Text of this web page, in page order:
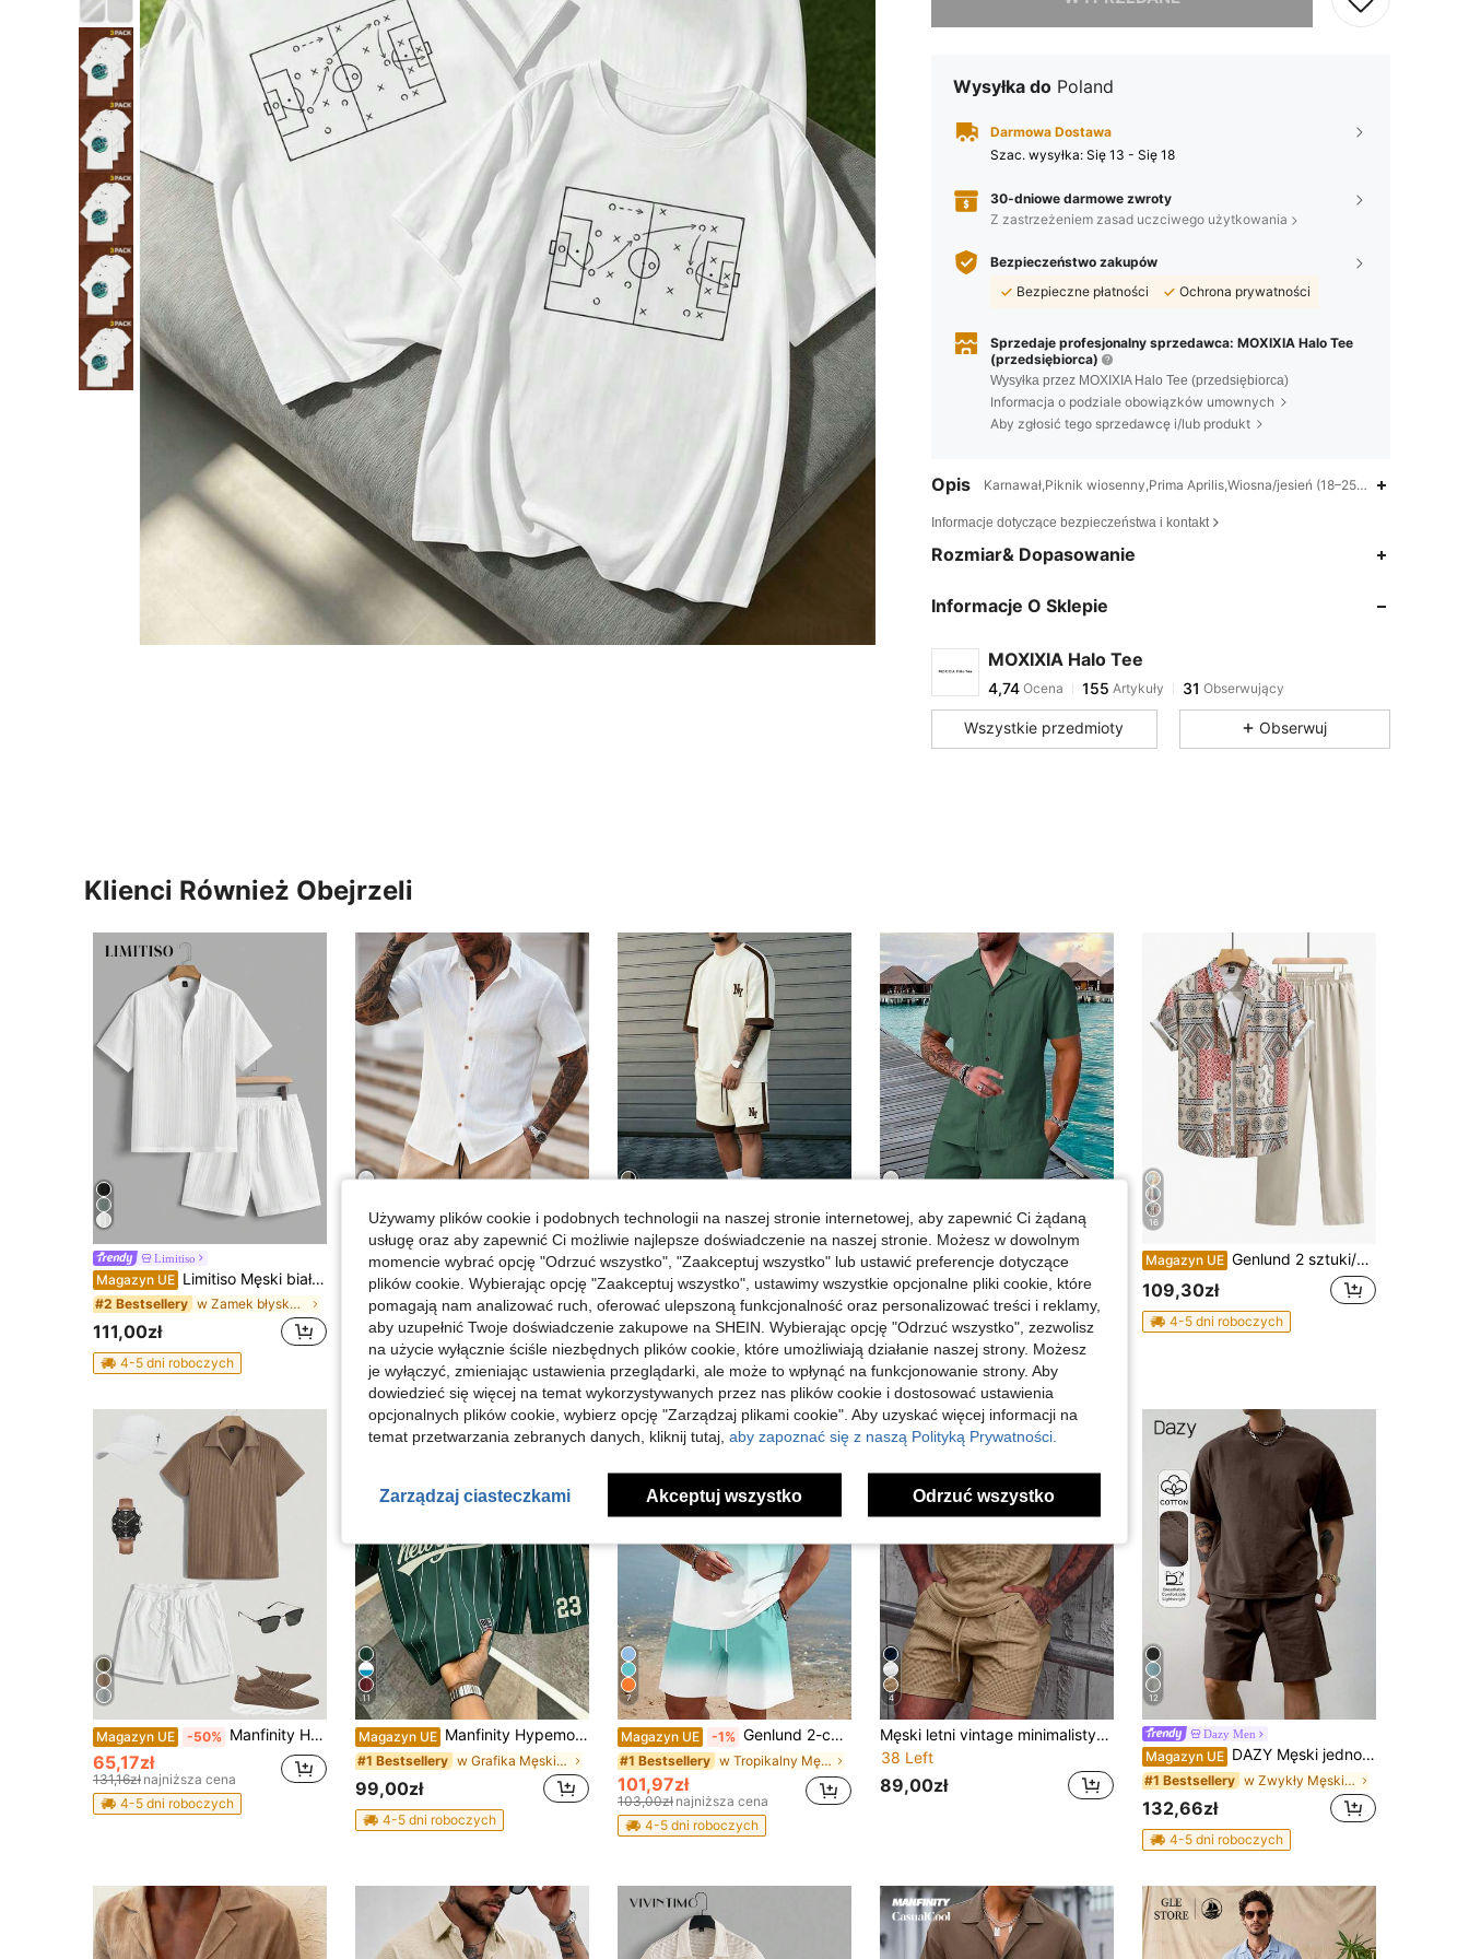
Wysyłka do Poland
Darmowa Dostawa
Szac. wysyłka: Się 13 - Się 18
30-dniowe darmowe zwroty
Z zastrzeżeniem zasad uczciwego użytkowania
Bezpieczeństwo zakupów
Bezpieczne płatności
Ochrona prywatności
Sprzedaje profesjonalny sprzedawca: MOXIXIA Halo Tee
(przedsiębiorca)
Wysyłka przez MOXIXIA Halo Tee (przedsiębiorca)
Informacja o podziale obowiązków umownych
Aby zgłosić tego sprzedawcę i/lub produkt
Opis Karnawał,Piknik wiosenny,Prima Aprilis,Wiosna/jesień (18–25 /
Informacje dotyczące bezpieczeństwa i kontakt
Rozmiar& Dopasowanie
Informacje O Sklepie
MOXIXIA Halo Tee
4,74
4,74
155
s***8 zaobserwował(-a) 1 dzień temu
4,74 155
31
4,74
Wszystkie przedmioty Obserwuj
Klienci Również Obejrzeli
Limitiso
Magazyn UE Limitiso Męski biały letni casualowy zestaw wakacyjny z koszulą z krótkim rękawem i szortami w jednolitym kolorze, minimalistowa moda, miękki, wygodny, o luźnym kroju, przytulny, formalny
#2 Bestsellery w Zamek błyskawiczny Koszule męskie w komplecie
111,00zł
4-5 dni roboczych
Magazyn UE -49% Manfinity Homme Męski zestaw koszuli i szortów w stylu casual, letni komplet męski, garnitur męski odpowiedni na wakacje na świeżym powietrzu, okazje rekreacyjne i formalne
50,47zł
100,65złnajniższa cena
4-5 dni roboczych
4
Magazyn UE Manfinity Homme Męski komplet t-shirtu z krótkim rękawem i okrągłym dekoltem oraz szortów, luźny krój, męski casualowy t-shirt z krótkim rękawem i okrągłym dekoltem w bloki kolorów oraz szorty ze sznurkiem w pasie, brązowo-morelowy komplet męskiego t-shirtu w bloki kolorów, modny nadruk liter NY, styl old money, na co dzień, na weekendowe wyjścia, do aktywności na świeżym powietrzu, na podróże, do luźnego środowiska pracy lub na okazje półformalne, odpowiedni jako prezent dla chłopaka/męża, na rocznicę/urodziny, na ślub w wakacje letnie, wiosenno-letni komplet modowy, na święta
#1 Bestsellery w Tkanina Męskie koszulki w komplecie
100,98zł
4-5 dni roboczych
16
138,00zł
16
Magazyn UE Genlund 2 sztuki/zestaw męska koszula z kołnierzykiem, nadrukiem na całej powierzchni, krótkim rękawem, zapinana na guziki, spodnie z wiązaniem z przodu i paskiem, strój na co dzień, na święta
109,30zł
4-5 dni roboczych
Magazyn UE -50% Manfinity Homme 2 sztuki męskiego prostego kołnierzyka polo z krótkim rękawem T-shirt i spodenki letni zestaw casualowy
65,17zł
131,16zł najniższa cena
4-5 dni roboczych
11
Magazyn UE Manfinity Hypemode New York 23 oliwkowy zielony prążkowany komplet sportowy, męski klasyczny casualowy zestaw w stylu uniwersyteckim z prążkowanym t-shirtem z krótkim rękawem i szortami, casualowy komplet sportowy na wakacje
#1 Bestsellery w Grafika Męskie koszulki w komplecie
99,00zł
4-5 dni roboczych
7
Magazyn UE -1% Genlund 2-częściowy męski zestaw wakacyjny: koszulka i spodenki z nadrukiem kokosa w ombre, na co dzień, na plażę, strój wakacyjny, męski, 2-częściowy zestaw, letni, męski, przytulny, wakacyjny
#1 Bestsellery w Tropikalny Męskie koszulki w komplecie
101,97zł
103,00zł najniższa cena
4-5 dni roboczych
4
Męski letni vintage minimalistyczny casualowy komplet 2-częściowy z koszulą z krótkim rękawem i szortami z dzianiny waflowej
38 Left
89,00zł
12
Dazy Men
Magazyn UE DAZY Męski jednolity brązowy zestaw koszulek T-shirt, lato
#1 Bestsellery w Zwykły Męskie koszulki w komplecie
132,66zł
4-5 dni roboczych
Używamy plików cookie i podobnych technologii na naszej stronie internetowej, aby zapewnić Ci żądaną
usługę oraz aby zapewnić Ci możliwie najlepsze doświadczenie na naszej stronie. Możesz w dowolnym
momencie wybrać opcję "Odrzuć wszystko", "Zaakceptuj wszystko" lub ustawić preferencje dotyczące
plików cookie. Wybierając opcję "Zaakceptuj wszystko", ustawimy wszystkie opcjonalne pliki cookie, które
pomagają nam analizować ruch, oferować ulepszoną funkcjonalność oraz personalizować treści i reklamy,
aby uzupełnić Twoje doświadczenie zakupowe na SHEIN. Wybierając opcję "Odrzuć wszystko", zezwolisz
na użycie wyłącznie ściśle niezbędnych plików cookie, które umożliwiają działanie naszej strony. Możesz
je wyłączyć, zmieniając ustawienia przeglądarki, ale może to wpłynąć na funkcjonowanie strony. Aby
dowiedzieć się więcej na temat wykorzystywanych przez nas plików cookie i dostosować ustawienia
opcjonalnych plików cookie, wybierz opcję "Zarządzaj plikami cookie". Aby uzyskać więcej informacji na
temat przetwarzania zebranych danych, kliknij tutaj, aby zapoznać się z naszą Polityką Prywatności.
Zarządzaj ciasteczkami Akceptuj wszystko Odrzuć wszystko